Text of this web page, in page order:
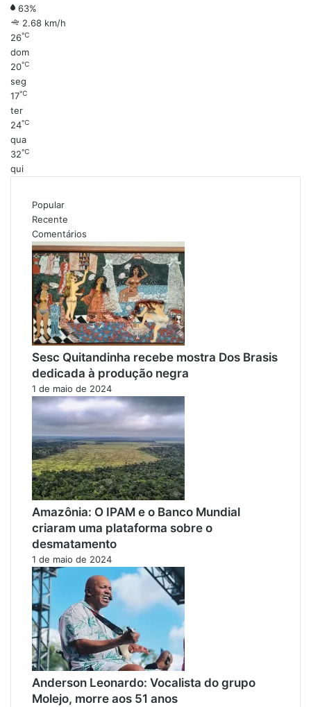
63%
2.68 km/h
26℃
dom
20℃
seg
17℃
ter
24℃
qua
32℃
qui
Popular
Recente
Comentários
Sesc Quitandinha recebe mostra Dos Brasis
dedicada à produção negra
1 de maio de 2024
Amazônia: O IPAM e o Banco Mundial
criaram uma plataforma sobre o
desmatamento
1 de maio de 2024
Anderson Leonardo: Vocalista do grupo
Molejo, morre aos 51 anos